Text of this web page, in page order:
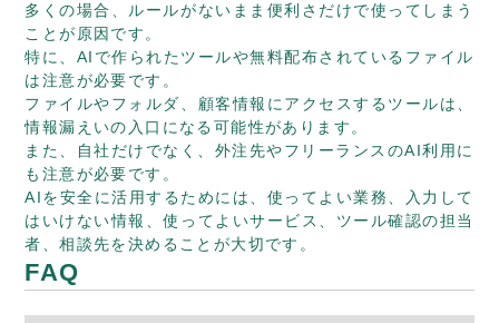
多くの場合、ルールがないまま便利さだけで使ってしまう
ことが原因です。
特に、AIで作られたツールや無料配布されているファイル
は注意が必要です。
ファイルやフォルダ、顧客情報にアクセスするツールは、
情報漏えいの入口になる可能性があります。
また、自社だけでなく、外注先やフリーランスのAI利用に
も注意が必要です。
AIを安全に活用するためには、使ってよい業務、入力して
はいけない情報、使ってよいサービス、ツール確認の担当
者、相談先を決めることが大切です。
FAQ